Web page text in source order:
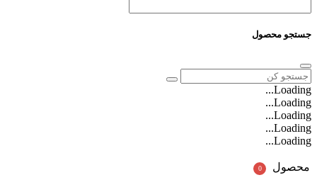
جستجو محصول
Loading...
Loading...
Loading...
Loading...
Loading...
محصول 0